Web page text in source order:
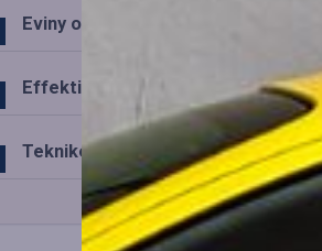
Eviny och Statkraft förenar
Effektiv drift av trafiktekniska
Teknikens roll i den svenska